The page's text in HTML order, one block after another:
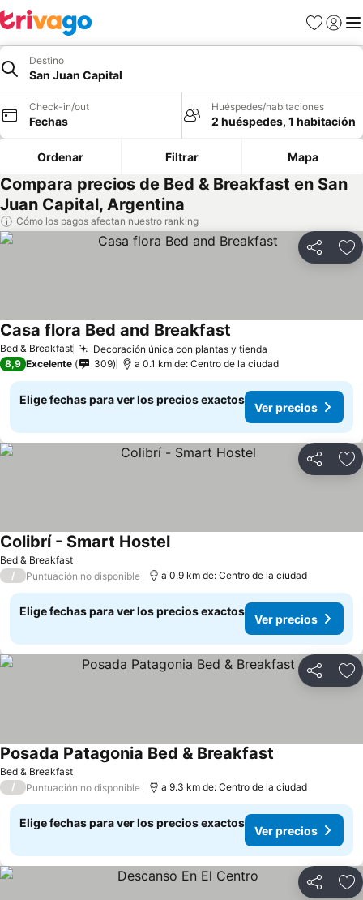
Favoritos
Iniciar
Destino
San Juan Capital
Check-in/out
Fechas
Huéspedes/habitaciones
2 huéspedes, 1 habitación
Ordenar Filtrar Mapa
Compara precios de Bed & Breakfast en San
Juan Capital, Argentina
Cómo los pagos afectan nuestro ranking
Compartir
Bed & Breakfast Decoración única con plantas y tienda
Casa flora Bed and Breakfast
8,9 Excelente 309 a 0.1 km de: Centro de la ciudad
Elige fechas para ver los precios exactos
Ver precios
Compartir
Bed & Breakfast
Colibrí - Smart Hostel
/ Puntuación no disponible a 0.9 km de: Centro de la ciudad
Elige fechas para ver los precios exactos
Ver precios
Compartir
Bed & Breakfast
Posada Patagonia Bed & Breakfast
/ Puntuación no disponible a 9.3 km de: Centro de la ciudad
Elige fechas para ver los precios exactos
Ver precios
Compartir